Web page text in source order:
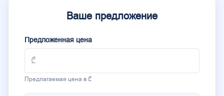
Ваше предложение
Предложенная цена
Предлагаемая цена в ₾